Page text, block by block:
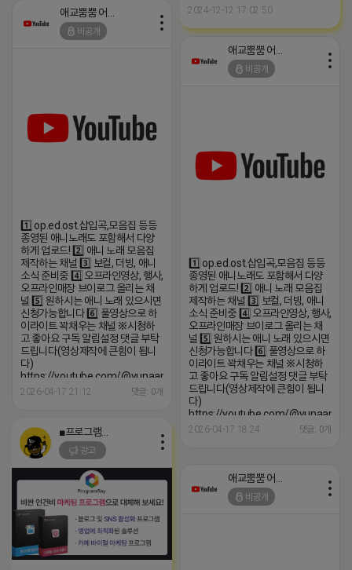
2024-12-12 17:02:50
비공개
1️⃣ op.ed.ost.삽입곡,모음집 등등
종영된 애니노래도 포함해서 다양
하게 업로드! 2️⃣ 애니 노래 모음집
제작하는 채널 3️⃣ 보컬, 더빙, 애니
소식 준비중 4️⃣ 오프라인영상, 행사,
오프라인매장 브이로그 올리는 채
널 5️⃣ 원하시는 애니 노래 있으시면
신청가능합니다 6️⃣ 풀영상으로 하
이라이트 꽉채우는 채널 ※시청하
고 좋아요 구독 알림설정 댓글 부탁
드립니다(영상제작에 큰힘이 됩니
다)
https://youtube.com/@yunaanimation?
si=1q_QihwQFHRuOIIk
2026-04-17 21:12 댓글: 0개
비공개
1️⃣ op.ed.ost.삽입곡,모음집 등등
종영된 애니노래도 포함해서 다양
하게 업로드! 2️⃣ 애니 노래 모음집
제작하는 채널 3️⃣ 보컬, 더빙, 애니
소식 준비중 4️⃣ 오프라인영상, 행사,
오프라인매장 브이로그 올리는 채
널 5️⃣ 원하시는 애니 노래 있으시면
신청가능합니다 6️⃣ 풀영상으로 하
이라이트 꽉채우는 채널 ※시청하
고 좋아요 구독 알림설정 댓글 부탁
드립니다(영상제작에 큰힘이 됩니
다)
https://youtube.com/
si=1q_QihwQFHRuOIIk
2026-04-17 18:24 댓글: 0개
광고
비공개